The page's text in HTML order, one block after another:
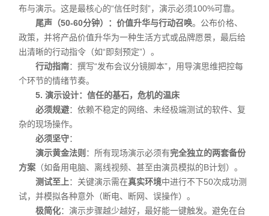
布与演示。这是最核心的“信任时刻”，演示必须100%可靠。
尾声（50-60分钟）：价值升华与行动召唤。公布价格、
政策，并将产品价值升华为一种生活方式或品牌愿景，最后给
出清晰的行动指令（如“即刻预定”）。
行动指南：撰写“发布会议分镜脚本”，用导演思维把控每
个环节的情绪节奏。
5. 演示设计：信任的基石，危机的温床
必须规避：依赖不稳定的网络、未经极端测试的软件、复
杂的现场操作。
必须坚守：
演示黄金法则 ：所有现场演示必须有完全独立的两套备份
方案 （如备用电脑、离线视频、甚至由演员模拟的B计划）。
测试至上：关键演示需在真实环境中进行不下50次成功测
试，并模拟各种意外（断电、断网、误操作）。
极简化：演示步骤越少越好，最好能一键触发。避免在台